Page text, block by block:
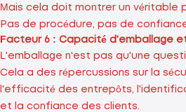
Mais cela doit montrer un véritable
Pas de procédure, pas de
Facteur 6 : Capacité d'emballage
L'emballage n'est pas qu'une
Cela a des répercussions sur la
l'efficacité des entrepôts,
et la confiance des clients.